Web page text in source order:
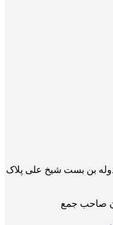
بن بست شیخ علی پلاک
صاحب جمع